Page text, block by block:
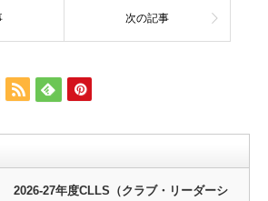
次の記事
2026-27年度CLLS（クラブ・リーダーシ